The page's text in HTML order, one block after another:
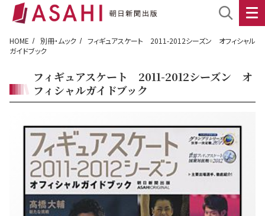
HOME 別冊・ムック
フィギュアスケート 2011-2012シーズン オフィシャル
ガイドブック
フィギュアスケート 2011-2012シーズン オ
フィシャルガイドブック